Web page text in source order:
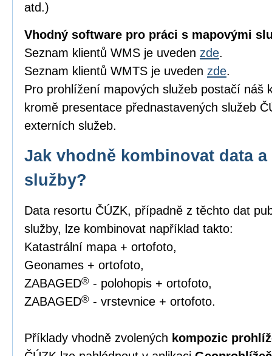
atd.)
Vhodný software pro práci s mapovými
Seznam klientů WMS je uveden zde.
Seznam klientů WMTS je uveden zde.
Pro prohlížení mapových služeb postačí náš
kromě presentace přednastavených služeb
externích služeb.
Jak vhodně kombinovat data
služby?
Data resortu ČÚZK, případně z těchto dat
služby, lze kombinovat například takto:
Katastrální mapa + ortofoto,
Geonames + ortofoto,
ZABAGED® - polohopis + ortofoto,
ZABAGED® - vrstevnice + ortofoto.
Příklady vhodně zvolených kompozic